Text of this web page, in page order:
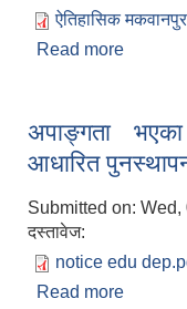
ऐतिहासिक
Read more
अपाङ्गता
आधारित
Submitted on: Wed,
दस्तावेज:
notice edu
Read more